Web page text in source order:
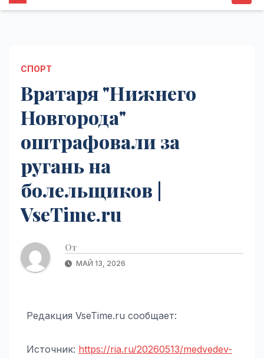
СПОРТ
Вратаря "Нижнего
Новгорода"
оштрафовали за
ругань на
болельщиков |
VseTime.ru
От
МАЙ 13, 2026
Редакция VseTime.ru сообщает:
Источник: https://ria.ru/20260513/medvedev-